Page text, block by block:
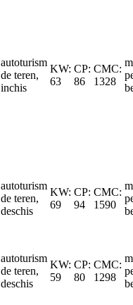
autoturism
de teren,
inchis
KW:
63
CP:
86
CMC:
1328
autoturism
de teren,
deschis
KW:
69
CP:
94
CMC:
1590
autoturism
de teren,
deschis
KW:
59
CP:
80
CMC:
1298